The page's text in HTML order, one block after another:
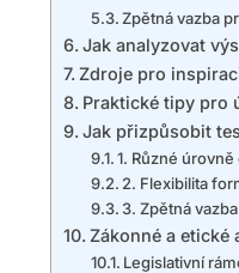
Zpětná vazba
Jak analyzovat
Zdroje pro
Praktické tipy pro
Jak přizpůsobit
1. Různé
2. Flexibilita
3. Zpětná
Zákonné a etické
Legislativní